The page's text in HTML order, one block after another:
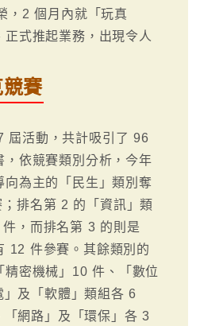
，2 個月內就「玩真
正式推起業務，出現令人
賽
屆活動，共計吸引了 96
，依競賽類別分析，今年
向為主的「民生」類別奪
排名第 2 的「資訊」類
，而排名第 3 的則是
12 件參賽。其餘類別的
精密機械」10 件、「數位
及「軟體」類組各 6
網路」及「環保」各 3